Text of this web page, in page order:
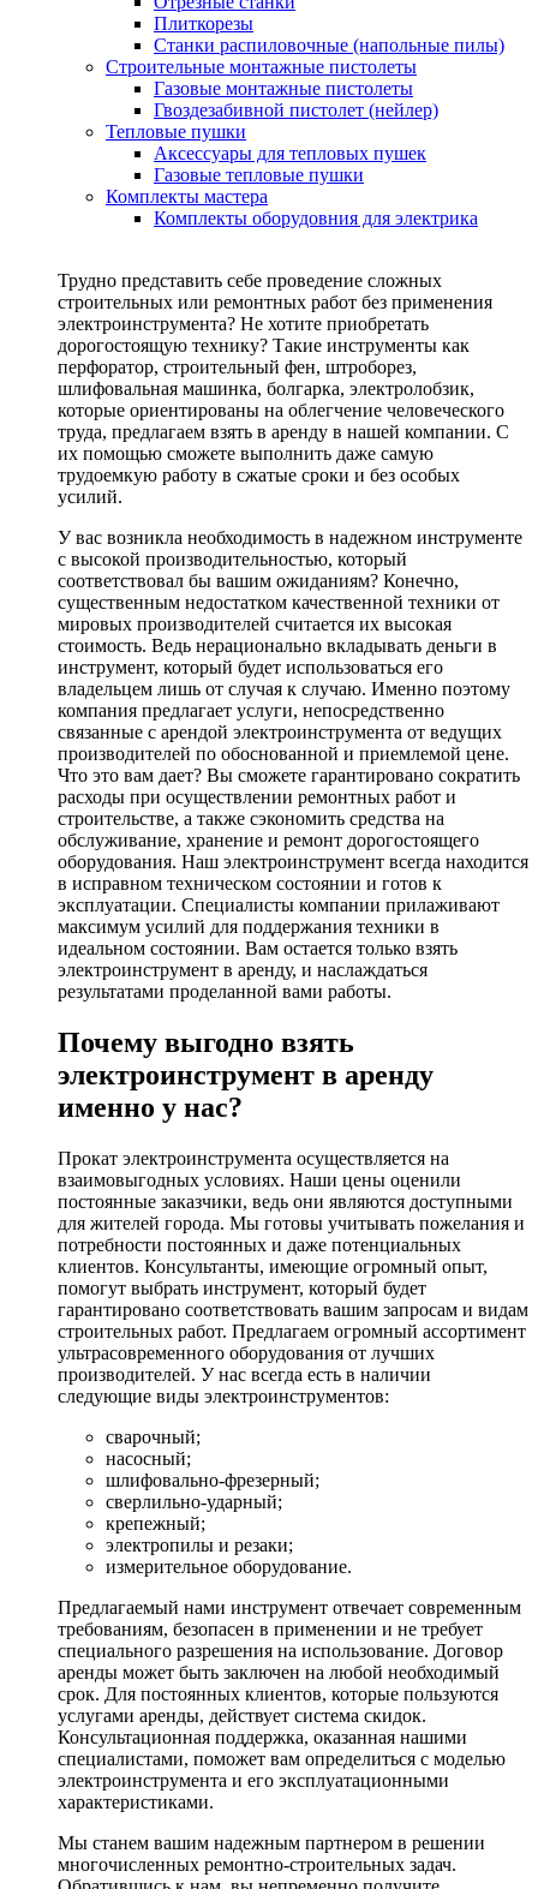
Плиткорезы
Станки распиловочные (напольные пилы)
Строительные монтажные пистолеты
Газовые монтажные пистолеты
Гвоздезабивной пистолет (нейлер)
Тепловые пушки
Аксессуары для тепловых пушек
Газовые тепловые пушки
Комплекты мастера
Комплекты оборудовния для электрика
Трудно представить себе проведение сложных
строительных или ремонтных работ без применения
электроинструмента? Не хотите приобретать
дорогостоящую технику? Такие инструменты как
перфоратор, строительный фен, штроборез,
шлифовальная машинка, болгарка, электролобзик,
которые ориентированы на облегчение человеческого
труда, предлагаем взять в аренду в нашей компании. С
их помощью сможете выполнить даже самую
трудоемкую работу в сжатые сроки и без особых
усилий.
У вас возникла необходимость в надежном инструменте
с высокой производительностью, который
соответствовал бы вашим ожиданиям? Конечно,
существенным недостатком качественной техники от
мировых производителей считается их высокая
стоимость. Ведь нерационально вкладывать деньги в
инструмент, который будет использоваться его
владельцем лишь от случая к случаю. Именно поэтому
компания предлагает услуги, непосредственно
связанные с арендой электроинструмента от ведущих
производителей по обоснованной и приемлемой цене.
Что это вам дает? Вы сможете гарантировано сократить
расходы при осуществлении ремонтных работ и
строительстве, а также сэкономить средства на
обслуживание, хранение и ремонт дорогостоящего
оборудования. Наш электроинструмент всегда находится
в исправном техническом состоянии и готов к
эксплуатации. Специалисты компании прилаживают
максимум усилий для поддержания техники в
идеальном состоянии. Вам остается только взять
электроинструмент в аренду, и наслаждаться
результатами проделанной вами работы.
Почему выгодно взять
электроинструмент в аренду
именно у нас?
Прокат электроинструмента осуществляется на
взаимовыгодных условиях. Наши цены оценили
постоянные заказчики, ведь они являются доступными
для жителей города. Мы готовы учитывать пожелания и
потребности постоянных и даже потенциальных
клиентов. Консультанты, имеющие огромный опыт,
помогут выбрать инструмент, который будет
гарантировано соответствовать вашим запросам и видам
строительных работ. Предлагаем огромный ассортимент
ультрасовременного оборудования от лучших
производителей. У нас всегда есть в наличии
следующие виды электроинструментов:
сварочный;
насосный;
шлифовально-фрезерный;
сверлильно-ударный;
крепежный;
электропилы и резаки;
измерительное оборудование.
Предлагаемый нами инструмент отвечает современным
требованиям, безопасен в применении и не требует
специального разрешения на использование. Договор
аренды может быть заключен на любой необходимый
срок. Для постоянных клиентов, которые пользуются
услугами аренды, действует система скидок.
Консультационная поддержка, оказанная нашими
специалистами, поможет вам определиться с моделью
электроинструмента и его эксплуатационными
характеристиками.
Мы станем вашим надежным партнером в решении
многочисленных ремонтно-строительных задач.